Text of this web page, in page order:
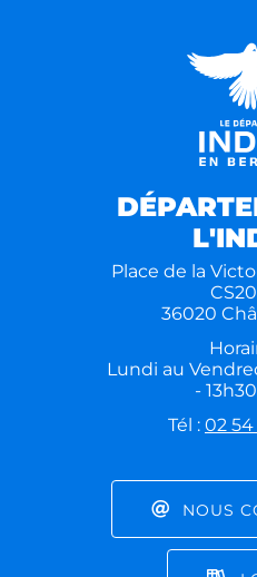
Place de la
36020
Lundi au
-
Tél : 02 54
NOUS